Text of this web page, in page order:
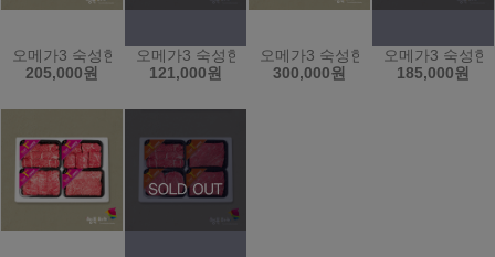
오메가3 숙성한우 [로얄혼합세트]
205,000원
오메가3 숙성한우 [실속세트]
121,000원
오메가3 숙성한우 [로얄세트]
300,000원
오메가3 숙성
185,000원